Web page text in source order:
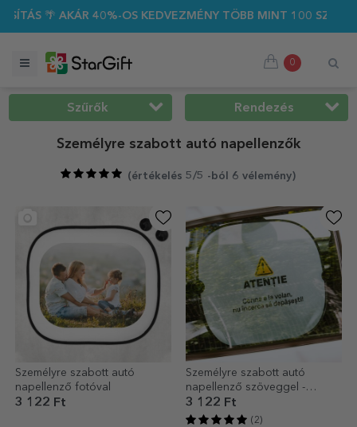
KEDVEZMÉNY TÖBB MINT 100 SZEMÉLYRE SZABOTT
0
Szűrők Rendezés
Személyre szabott autó napellenzők
(értékelés 5/5 -ból 6 vélemény)
Személyre szabott autó
napellenző fotóval
3 122 Ft
Személyre szabott autó
napellenző szöveggel -
Figyelem!
3 122 Ft
(2)